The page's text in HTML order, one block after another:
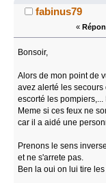
fabinus79
«
Bonsoir,
Alors de mon point de
avez alerté les
escorté les
Meme si ces feux ne
car il a aidé une
Prenons le sens
et ne s'arrete pas.
Ben la oui on lui tire